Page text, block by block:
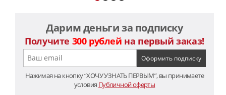
Дарим деньги за подписку
Получите 300 рублей на первый заказ!
Нажимая на кнопку “ХОЧУ УЗНАТЬ ПЕРВЫМ”, вы принимаете
условия Публичной оферты